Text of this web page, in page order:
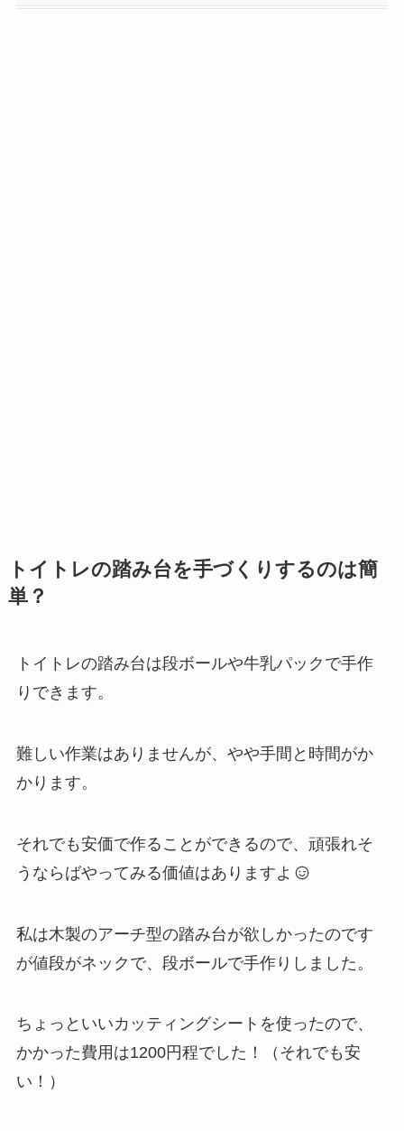
トイトレの踏み台を手づくりするのは簡
単？
トイトレの踏み台は段ボールや牛乳パックで手作
りできます。
難しい作業はありませんが、やや手間と時間がか
かります。
それでも安価で作ることができるので、頑張れそ
うならばやってみる価値はありますよ
私は木製のアーチ型の踏み台が欲しかったのです
が値段がネックで、段ボールで手作りしました。
ちょっといいカッティングシートを使ったので、
かかった費用は1200円程でした！（それでも安
い！）